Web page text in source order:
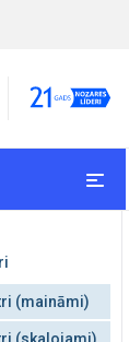
(maināmi)